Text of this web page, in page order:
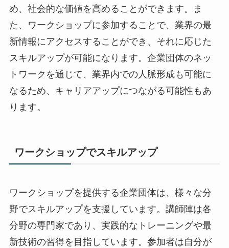
め、社会的な価値を高めることができます。ま
た、ワークショップに参加することで、業界の最
新情報にアクセスすることができ、それに応じた
スキルアップが可能になります。企業団体のネッ
トワークを通じて、業界内での人脈形成も可能に
なるため、キャリアアップにつながる可能性もあ
ります。
ワークショップでスキルアップ
ワークショップを提供する企業団体は、様々な分
野でスキルアップを支援しています。講師陣は各
分野の専門家であり、実践的なトレーニングや最
新技術の習得を目指しています。参加者は自分が